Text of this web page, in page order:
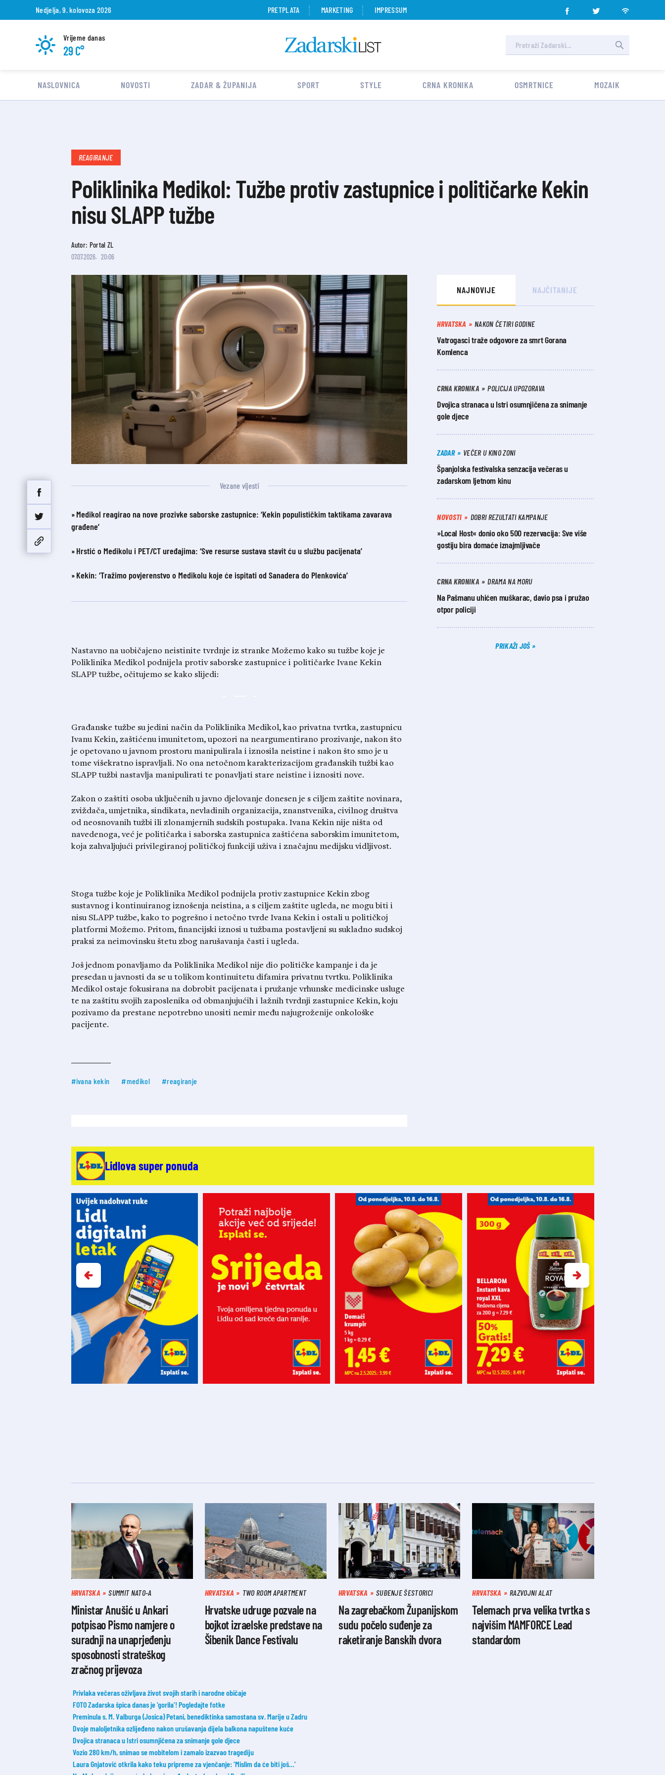
Nedjelja, 9. kolovoza 2026 PRETPLATA MARKETING IMPRESSUM
Vrijeme danas
29 C°
NASLOVNICA NOVOSTI ZADAR & ŽUPANIJA SPORT STYLE CRNA KRONIKA OSMRTNICE MOZAIK
REAGIRANJE
Poliklinika Medikol: Tužbe protiv zastupnice i političarke Kekin
nisu SLAPP tužbe
Autor: Portal ZL
07.07.2026. 20:06
Vezane vijesti
Medikol reagirao na nove prozivke saborske zastupnice: ‘Kekin populističkim taktikama zavarava
građene’
Hrstić o Medikolu i PET/CT uređajima: ‘Sve resurse sustava stavit ću u službu pacijenata’
Kekin: ‘Tražimo povjerenstvo o Medikolu koje će ispitati od Sanadera do Plenkovića’
Nastavno na uobičajeno neistinite tvrdnje iz stranke Možemo kako su tužbe koje je
Poliklinika Medikol podnijela protiv saborske zastupnice i političarke Ivane Kekin
SLAPP tužbe, očitujemo se kako slijedi:
Građanske tužbe su jedini način da Poliklinika Medikol, kao privatna tvrtka, zastupnicu
Ivanu Kekin, zaštićenu imunitetom, upozori na neargumentirano prozivanje, nakon što
je opetovano u javnom prostoru manipulirala i iznosila neistine i nakon što smo je u
tome višekratno ispravljali. No ona netočnom karakterizacijom građanskih tužbi kao
SLAPP tužbi nastavlja manipulirati te ponavljati stare neistine i iznositi nove.
Zakon o zaštiti osoba uključenih u javno djelovanje donesen je s ciljem zaštite novinara,
zviždača, umjetnika, sindikata, nevladinih organizacija, znanstvenika, civilnog društva
od neosnovanih tužbi ili zlonamjernih sudskih postupaka. Ivana Kekin nije ništa od
navedenoga, već je političarka i saborska zastupnica zaštićena saborskim imunitetom,
koja zahvaljujući privilegiranoj političkoj funkciji uživa i značajnu medijsku vidljivost.
Stoga tužbe koje je Poliklinika Medikol podnijela protiv zastupnice Kekin zbog
sustavnog i kontinuiranog iznošenja neistina, a s ciljem zaštite ugleda, ne mogu biti i
nisu SLAPP tužbe, kako to pogrešno i netočno tvrde Ivana Kekin i ostali u političkoj
platformi Možemo. Pritom, financijski iznosi u tužbama postavljeni su sukladno sudskoj
praksi za neimovinsku štetu zbog narušavanja časti i ugleda.
Još jednom ponavljamo da Poliklinika Medikol nije dio političke kampanje i da je
presedan u javnosti da se u tolikom kontinuitetu difamira privatnu tvrtku. Poliklinika
Medikol ostaje fokusirana na dobrobit pacijenata i pružanje vrhunske medicinske usluge
te na zaštitu svojih zaposlenika od obmanjujućih i lažnih tvrdnji zastupnice Kekin, koju
pozivamo da prestane nepotrebno unositi nemir među najugroženije onkološke
pacijente.
#ivana kekin #medikol #reagiranje
NAJNOVIJE NAJČITANIJE
HRVATSKA NAKON ČETIRI GODINE
Vatrogasci traže odgovore za smrt Gorana
Komlenca
CRNA KRONIKA POLICIJA UPOZORAVA
Dvojica stranaca u Istri osumnjičena za snimanje
gole djece
ZADAR VEČER U KINO ZONI
Španjolska festivalska senzacija večeras u
zadarskom ljetnom kinu
NOVOSTI DOBRI REZULTATI KAMPANJE
»Local Host« donio oko 500 rezervacija: Sve više
gostiju bira domaće iznajmljivače
CRNA KRONIKA DRAMA NA MORU
Na Pašmanu uhićen muškarac, davio psa i pružao
otpor policiji
PRIKAŽI JOŠ
Lidlova super ponuda
HRVATSKA SUMMIT NATO-A
Ministar Anušić u Ankari
potpisao Pismo namjere o
suradnji na unaprjeđenju
sposobnosti strateškog
zračnog prijevoza
HRVATSKA TWO ROOM APARTMENT
Hrvatske udruge pozvale na
bojkot izraelske predstave na
Šibenik Dance Festivalu
HRVATSKA SUĐENJE ŠESTORICI
Na zagrebačkom Županijskom
sudu počelo suđenje za
raketiranje Banskih dvora
HRVATSKA RAZVOJNI ALAT
Telemach prva velika tvrtka s
najvišim MAMFORCE Lead
standardom
Privlaka večeras oživljava život svojih starih i narodne običaje
FOTO Zadarska špica danas je ‘gorila’! Pogledajte fotke
Preminula s. M. Valburga (Josica) Petani, benediktinka samostana sv. Marije u Zadru
Dvoje maloljetnika ozlijeđeno nakon urušavanja dijela balkona napuštene kuće
Dvojica stranaca u Istri osumnjičena za snimanje gole djece
Vozio 280 km/h, snimao se mobitelom i zamalo izazvao tragediju
Laura Gnjatović otkrila kako teku pripreme za vjenčanje: ‘Mislim da će biti još…’